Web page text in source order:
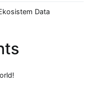
Data